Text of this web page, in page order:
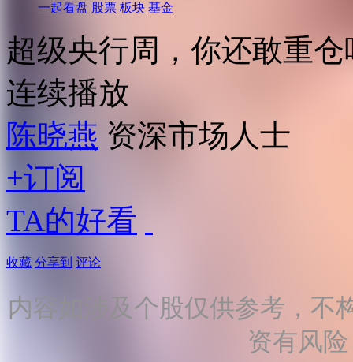
一起看盘 股票 板块 基金
超级央行周，你还敢重仓
连续播放
陈晓燕 资深市场人士
+订阅
TA的好看
收藏 分享到 评论
内容如涉及个股仅供参考，不
资有风